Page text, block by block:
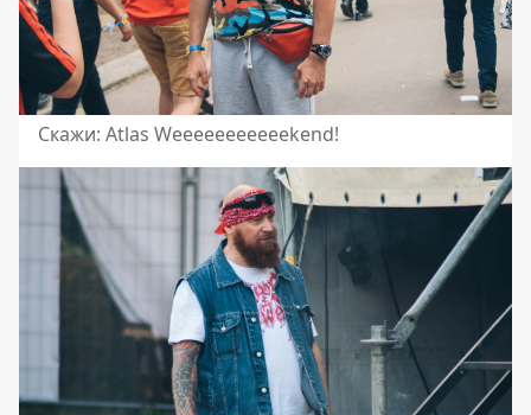
Скажи: Atlas Weeeeeeeeeeekend!